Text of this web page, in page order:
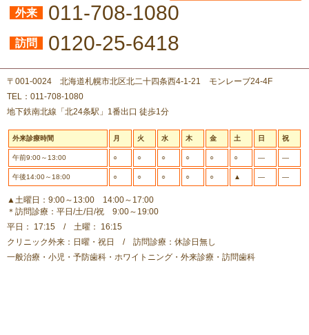
外来 011-708-1080
訪問 0120-25-6418
〒001-0024 北海道札幌市北区北二十四条西4-1-21 モンレーブ24-4F
TEL：011-708-1080
地下鉄南北線「北24条駅」1番出口 徒歩1分
外来診療時間 月 火 水 木 金 土 日 祝
午前9:00～13:00 ○ ○ ○ ○ ○ ○ ― ―
午後14:00～18:00 ○ ○ ○ ○ ○ ▲ ― ―
▲土曜日：9:00～13:00 14:00～17:00
＊訪問診療：平日/土/日/祝 9:00～19:00
平日： 17:15 / 土曜： 16:15
クリニック外来：日曜・祝日 / 訪問診療：休診日無し
一般治療・小児・予防歯科・ホワイトニング・外来診療・訪問歯科